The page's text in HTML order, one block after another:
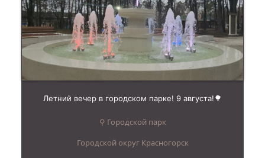
Летний вечер в городском парке! 9 августа!🌳
⚲ Городской парк
Городской округ Красногорск